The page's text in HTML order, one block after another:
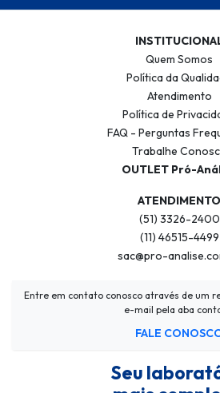
Quem Somos
Política da
Atendimento
Política de
FAQ - Perguntas
Trabalhe
OUTLET Pró-
ATENDIMENTO
(51) 3326-2400
(11) 46515-4499
sac@pro-
Entre em contato conosco através de um
e-mail pela aba
FALE
Seu